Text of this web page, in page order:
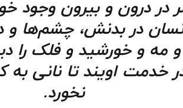
درون و بیرون وجود
در بدنش، چشم‌ها و
و مه و خورشید و فلک را
خدمت اویند تا نانی
نخورد.